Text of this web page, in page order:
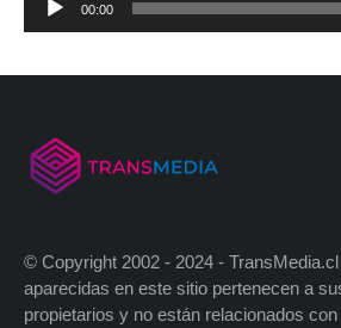
00:00
© Copyright 2002 - 2024 -
aparecidas en este sitio pertenecen a
propietarios y no están relacionados